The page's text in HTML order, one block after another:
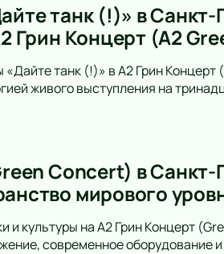
танк (!)» в Санкт-
Грин Концерт (A2
«Дайте танк (!)» в А2 Грин
живого выступления на
Concert) в Санкт-
мирового
и культуры на A2 Грин Концерт
современное оборудование